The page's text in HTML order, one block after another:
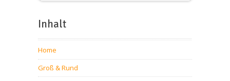
Inhalt
Home
Groß & Rund